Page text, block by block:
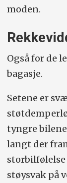
moden.
Også for de
bagasje.
Setene er
tyngre
langt der
støysvak på